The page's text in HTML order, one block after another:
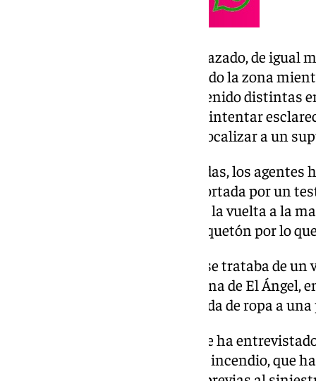
Al lugar del suceso se han desplazado, de
Policía Local, que han acordonado la zona
extinción del fuego y han mantenido distintas
se encontraban presentes para intentar
como batidas por la zona para localizar a un
En el transcurso de dichas batidas, los
coincidía con la descripción aportada por un
acompañado de un perro. Al dar la vuelta a la
hombre se ha deshecho del chaquetón por lo
El Consistorio ha indicado que se trataba de un
Zamora y con domicilio en la zona de El Ángel,
asegurado que ha tirado la prenda de ropa a
De manera paralela, la Policía se ha
establecimiento afectado por el incendio, que